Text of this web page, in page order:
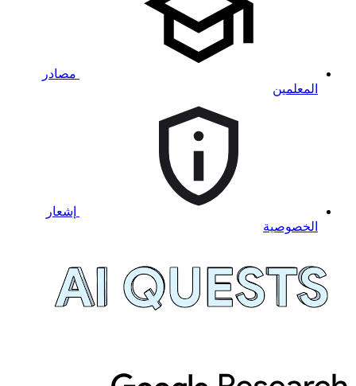
مصادر
المعلمين
إشعار
الخصوصية